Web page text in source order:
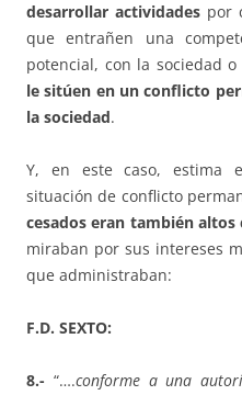
desarrollar actividades por
que entrañen una
potencial, con la sociedad
le sitúen en un conflicto
la sociedad.
Y, en este caso, estima
situación de conflicto
cesados eran también
miraban por sus intereses
que administraban:
F.D. SEXTO:
8.- “….conforme a una